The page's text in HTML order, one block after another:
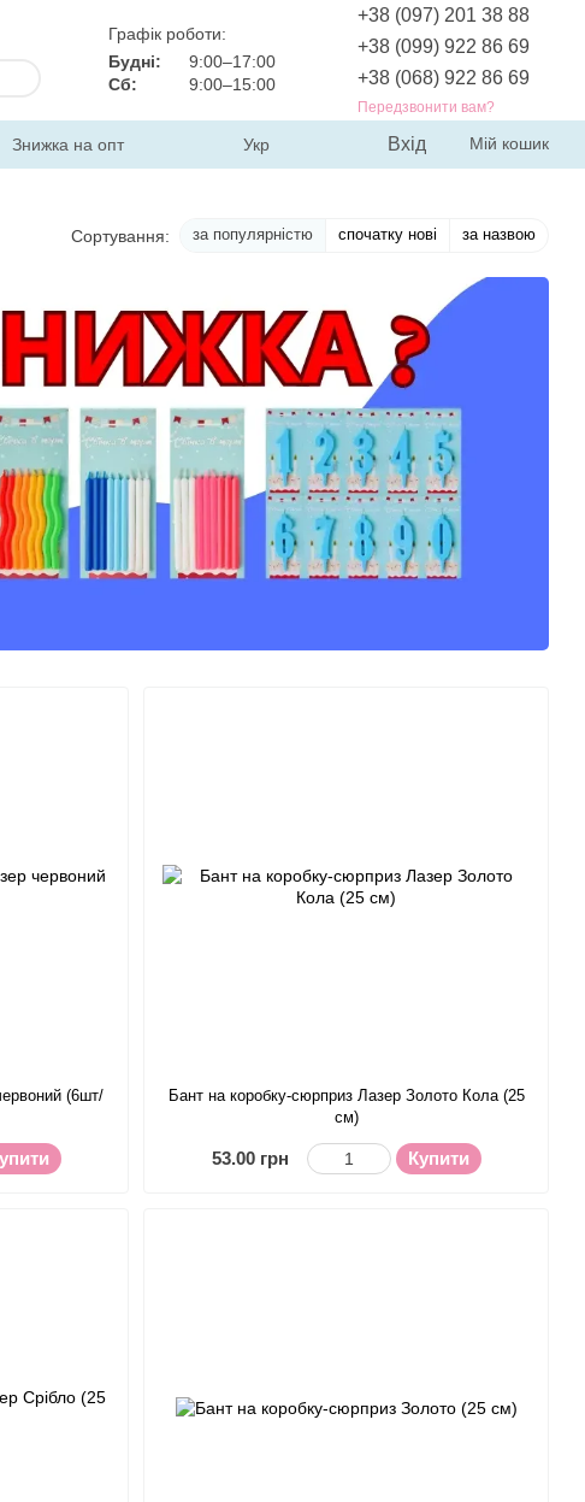
Графік роботи:
Будні:
9:00–17:00
Сб:
9:00–15:00
+38 (097) 201 38 88
+38 (099) 922 86 69
+38 (068) 922 86 69
Передзвонити вам?
Знижка на опт
Укр Вхід Мій кошик
Сортування: за популярністю спочатку нові за назвою
(6шт/
Бант на коробку-сюрприз Лазер Золото Кола (25
см)
53.00 грн Купити